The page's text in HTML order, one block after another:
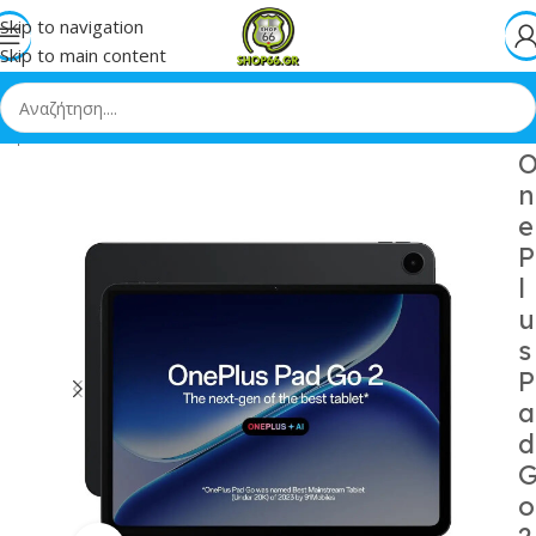
Skip to navigation
Skip to main content
»OnePlus Pad Go 2 12.1 Tablet 8GB/128GB Shadow Black
n
e
P
l
u
s
P
a
d
o